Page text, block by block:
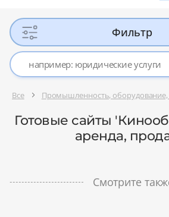
Фильтр
Все Промышленность,
Готовые сайты
аренда,
Смотрите